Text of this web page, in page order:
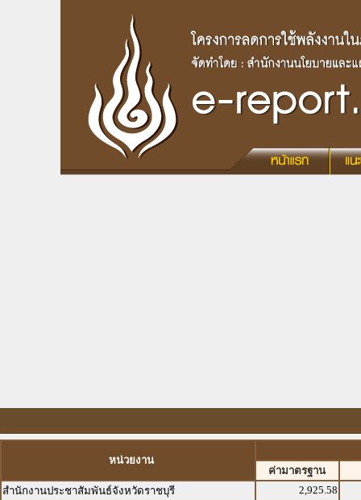
หน่วยงาน
ค่ามาตรฐาน
สำนักงานประชาสัมพันธ์จังหวัดราชบุรี
2,925.58